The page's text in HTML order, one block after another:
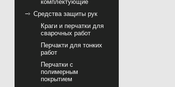
комплектующие
Средства защиты рук
Краги и перчатки для
сварочных работ
Перчакти для тонких
работ
Перчатки с
полимерным
покрытием